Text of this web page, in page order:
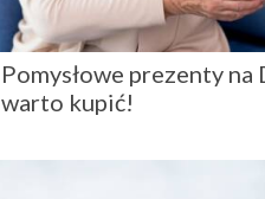
Pomysłowe prezenty
warto kupić!